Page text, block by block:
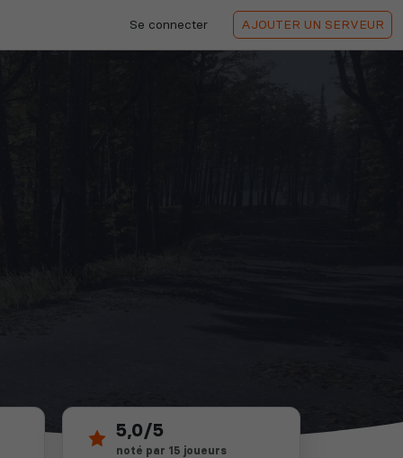
Se connecter AJOUTER UN SERVEUR
5,0/5
noté par 15 joueurs